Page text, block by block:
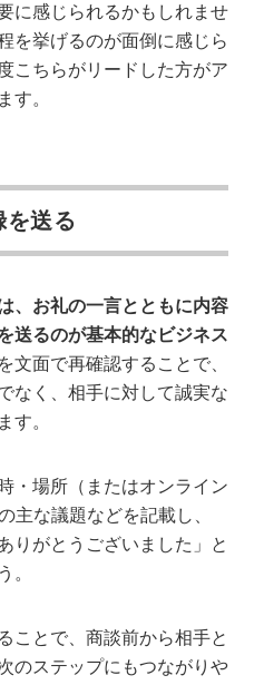
に感じられるかもしれませ
を挙げるのが面倒に感じら
こちらがリードした方がア
す。
を送る
、お礼の一言とともに内容
送るのが基本的なビジネス
文面で再確認することで、
なく、相手に対して誠実な
す。
・場所（またはオンライン
主な議題などを記載し、
りがとうございました」と
。
ことで、商談前から相手と
のステップにもつながりや